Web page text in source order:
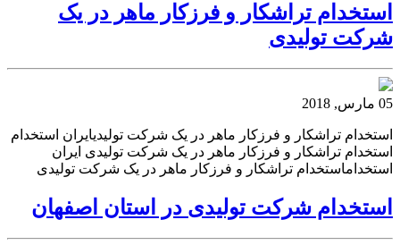
استخدام تراشکار و فرزکار ماهر در یک
شرکت تولیدی
05 مارس, 2018
استخدام تراشکار و فرزکار ماهر در یک شرکت تولیدیایران استخدام
استخدام تراشکار و فرزکار ماهر در یک شرکت تولیدی ایران
استخداماستخدام تراشکار و فرزکار ماهر در یک شرکت تولیدی
استخدام شرکت تولیدی در استان اصفهان